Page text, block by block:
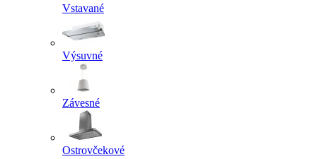
Vstavané
Výsuvné
Závesné
Ostrovčekové